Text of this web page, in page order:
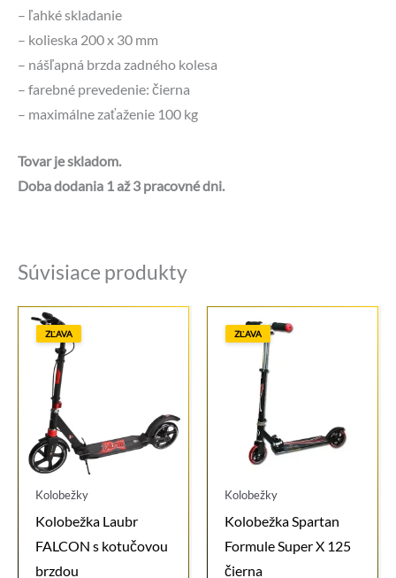
– ľahké skladanie
– kolieska 200 x 30 mm
– nášľapná brzda zadného kolesa
– farebné prevedenie: čierna
– maximálne zaťaženie 100 kg
Tovar je skladom.
Doba dodania 1 až 3 pracovné dni.
Súvisiace produkty
ZĽAVA
Kolobežky
Kolobežka Laubr
FALCON s kotučovou
brzdou
ZĽAVA
Kolobežky
Kolobežka Spartan
Formule Super X 125
čierna